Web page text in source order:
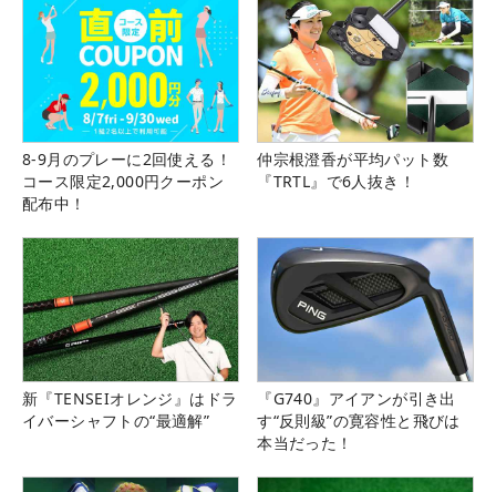
8-9月のプレーに2回使える！
コース限定2,000円クーポン
配布中！
仲宗根澄香が平均パット数
『TRTL』で6人抜き！
新『TENSEIオレンジ』はドラ
イバーシャフトの“最適解”
『G740』アイアンが引き出
す“反則級”の寛容性と飛びは
本当だった！